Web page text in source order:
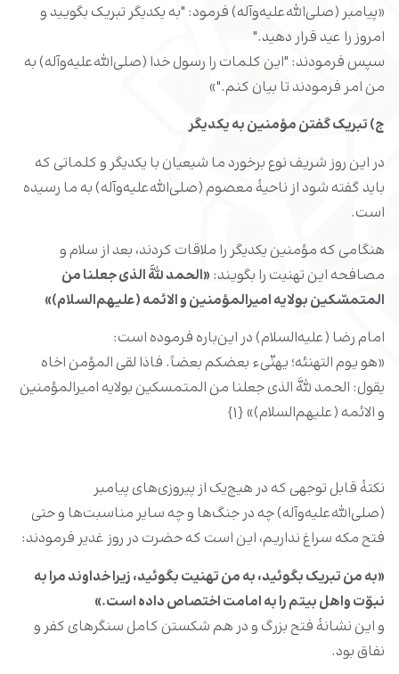
«پیامبر (صلى‌الله‌علیه‌وآله) فرمود: "به یکدیگر تبریک بگویید و
امروز را عید قرار دهید."
سپس فرمودند: "این کلمات را رسول‏ خدا (صلى‌الله‌علیه‌وآله) به
من امر فرمودند تا بیان کنم."»
ج) تبریک گفتن مؤمنین به یکدیگر
در این روز شریف نوع برخورد ما شیعیان با یکدیگر و کلماتى که
باید گفته شود از ناحیۀ معصوم‏ (صلى‌الله‌علیه‌وآله) به ما رسیده
است.
هنگامى که مؤمنین یکدیگر را ملاقات کردند، بعد از سلام و
مصافحه این تهنیت را بگویند: «الحمد للَّه الذى جعلنا من
المتمسّکین بولایه امیرالمؤمنین و الائمه (علیهم‌السلام)»
امام رضا (علیه‌السلام) در این‌باره فرموده است:
«هو یوم التهنئه؛ یهنّى‏ء بعضکم بعضاً. فاذا لقى المؤمن اخاه
یقول: الحمد للَّه الذى جعلنا من المتمسکین بولایه امیرالمؤمنین
و الائمه (علیهم‌السلام)» {۱}
نکتۀ قابل توجهى که در هیچ‌یک از پیروزى‏‌هاى پیامبر
(صلى‌الله‌علیه‌وآله) چه در جنگ‏‌ها و چه سایر مناسبت‏‌ها و حتى
فتح مکه سراغ نداریم، این است که حضرت در روز غدیر فرمودند:
«به من تبریک بگوئید، به من تهنیت بگوئید، زیرا خداوند مرا به
نبوّت واهل‏ بیتم را به امامت اختصاص داده است.»
و این نشانۀ فتح بزرگ و در هم شکستن کامل سنگرهاى کفر و
نفاق بود.